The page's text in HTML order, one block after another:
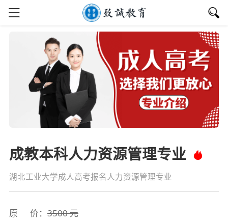
成教本科人力资源管理专业
湖北工业大学成人高考报名人力资源管理专业
原 价： 3500 元